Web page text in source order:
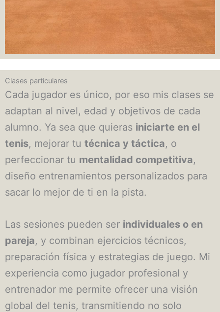
Clases particulares
Cada jugador es único, por eso mis clases se
adaptan al nivel, edad y objetivos de cada
alumno. Ya sea que quieras iniciarte en el
tenis, mejorar tu técnica y táctica, o
perfeccionar tu mentalidad competitiva,
diseño entrenamientos personalizados para
sacar lo mejor de ti en la pista.
Las sesiones pueden ser individuales o en
pareja, y combinan ejercicios técnicos,
preparación física y estrategias de juego. Mi
experiencia como jugador profesional y
entrenador me permite ofrecer una visión
global del tenis, transmitiendo no solo